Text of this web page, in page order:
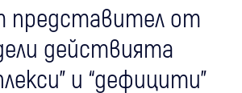
представител от
действията
и “дефицити”